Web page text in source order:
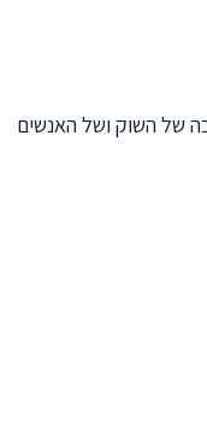
של השוק ושל האנשים